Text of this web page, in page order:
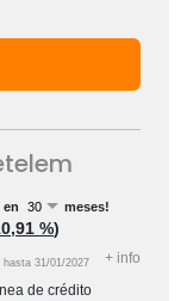
en meses!
%)
hasta 31/01/2027 + info
de crédito